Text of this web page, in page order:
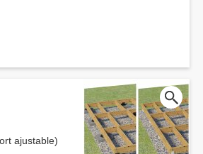
ajustable)